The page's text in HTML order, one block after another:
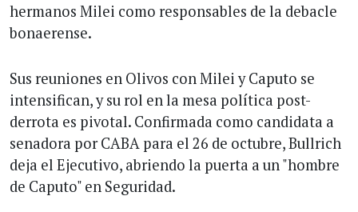
hermanos Milei como responsables de la debacle
bonaerense.
Sus reuniones en Olivos con Milei y Caputo se
intensifican, y su rol en la mesa política post-
derrota es pivotal. Confirmada como candidata a
senadora por CABA para el 26 de octubre, Bullrich
deja el Ejecutivo, abriendo la puerta a un "hombre
de Caputo" en Seguridad.